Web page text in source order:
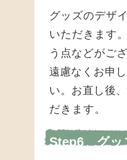
グッズのデザ
いただきます
う点などがご
遠慮なくお申
い。お直し後
だきます。
Step6 グッ